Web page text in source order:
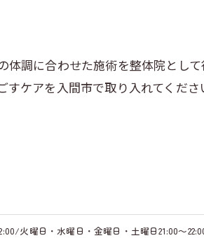
調に合わせた施術を整体院とし
ケアを入間市で取り入れてくださ
火曜日・水曜日・金曜日・土曜日21:00～